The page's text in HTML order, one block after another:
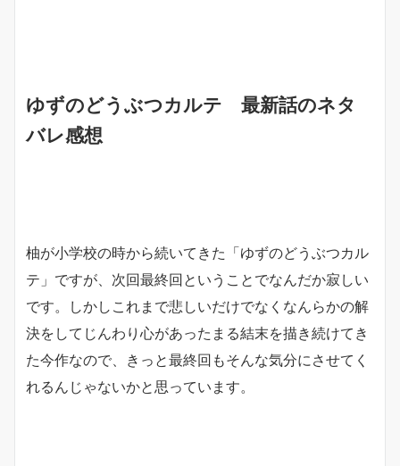
ゆずのどうぶつカルテ 最新話のネタ
バレ感想
柚が小学校の時から続いてきた「ゆずのどうぶつカル
テ」ですが、次回最終回ということでなんだか寂しい
です。しかしこれまで悲しいだけでなくなんらかの解
決をしてじんわり心があったまる結末を描き続けてき
た今作なので、きっと最終回もそんな気分にさせてく
れるんじゃないかと思っています。